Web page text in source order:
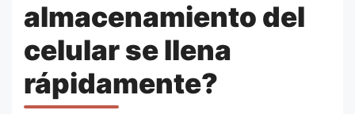
almacenamiento del
celular se llena
rápidamente?